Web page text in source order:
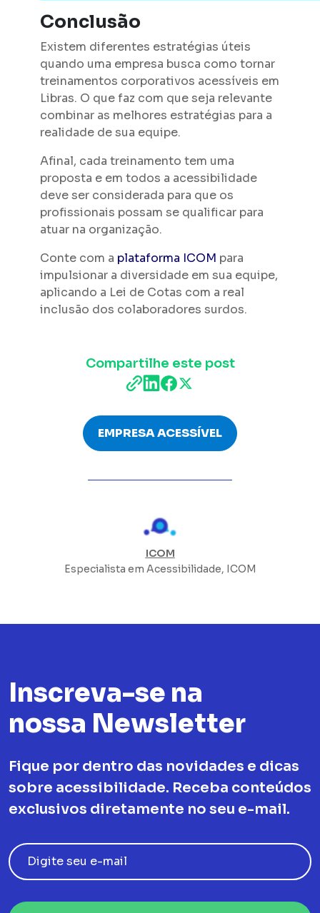
Conclusão
Existem diferentes estratégias úteis
quando uma empresa busca como tornar
treinamentos corporativos acessíveis em
Libras. O que faz com que seja relevante
combinar as melhores estratégias para a
realidade de sua equipe.
Afinal, cada treinamento tem uma
proposta e em todos a acessibilidade
deve ser considerada para que os
profissionais possam se qualificar para
atuar na organização.
Conte com a plataforma ICOM para
impulsionar a diversidade em sua equipe,
aplicando a Lei de Cotas com a real
inclusão dos colaboradores surdos.
Compartilhe este post
EMPRESA ACESSÍVEL
ICOM
Especialista em Acessibilidade, ICOM
Inscreva-se na
nossa Newsletter
Fique por dentro das novidades e dicas
sobre acessibilidade. Receba conteúdos
exclusivos diretamente no seu e-mail.